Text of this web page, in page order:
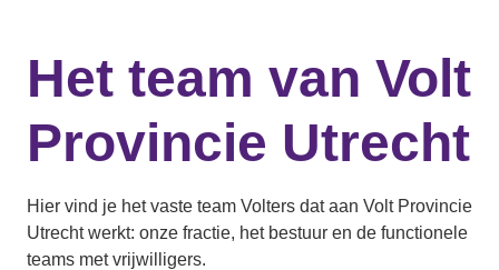
Het team van Volt
Provincie Utrecht
Hier vind je het vaste team Volters dat aan Volt Provincie
Utrecht werkt: onze fractie, het bestuur en de functionele
teams met vrijwilligers.